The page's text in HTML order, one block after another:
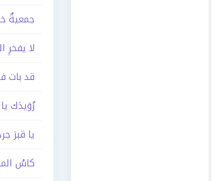
جمعيةٌ
لا يفخرِ
قد بات
رُوَيدَك
يا قبرَ
كاسُ